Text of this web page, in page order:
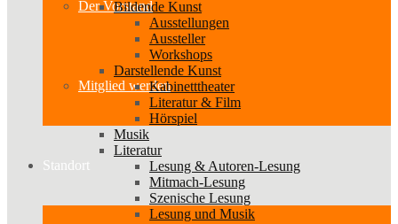
Der Vorstand
Mitglied werden
Standort
Bildende Kunst
Ausstellungen
Aussteller
Workshops
Darstellende Kunst
Kabinetttheater
Literatur & Film
Hörspiel
Musik
Literatur
Lesung & Autoren-Lesung
Mitmach-Lesung
Szenische Lesung
Lesung und Musik